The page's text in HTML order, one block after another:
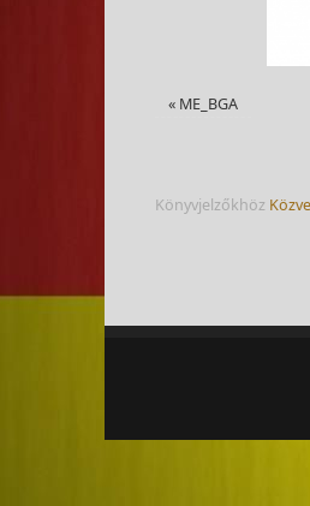
« ME_BGA
Könyvjelzőkhöz